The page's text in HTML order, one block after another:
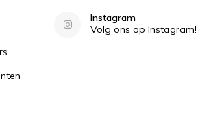
Instagram
Volg ons op Instagram!